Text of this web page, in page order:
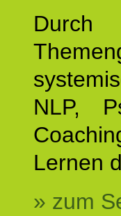
NLP,
Lernen
» zum